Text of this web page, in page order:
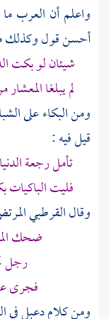
واعلم أن العرب
أحسن قول وكذلك
شيئان لو بكت
لم يبلغا
ومن البكاء على
قيل فيه :
تأمل رجعة
فليت
وقالالقرطبي
ضحك
رجل
فجرى
ومن كلامدعبلفي